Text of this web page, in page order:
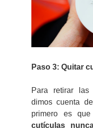
Paso 3: Quitar
Para retirar
dimos cuenta
primero es que
cutículas